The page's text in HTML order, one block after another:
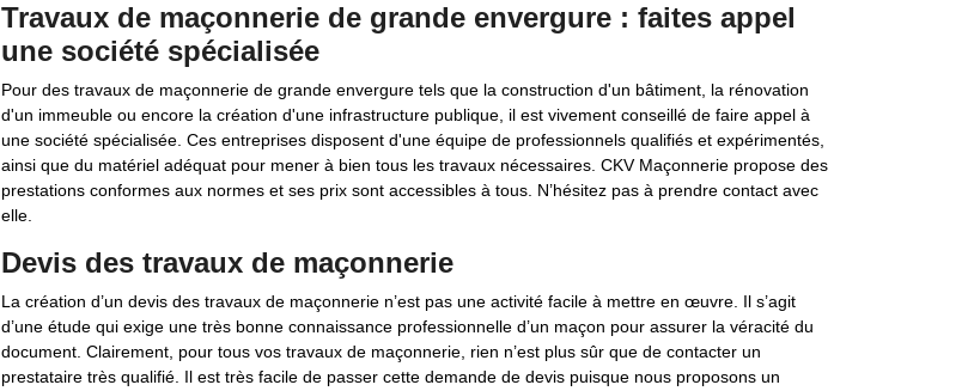
Travaux de maçonnerie de grande envergure : faites appel
une société spécialisée
Pour des travaux de maçonnerie de grande envergure tels que la construction d'un bâtiment, la rénovation
d'un immeuble ou encore la création d'une infrastructure publique, il est vivement conseillé de faire appel à
une société spécialisée. Ces entreprises disposent d'une équipe de professionnels qualifiés et expérimentés,
ainsi que du matériel adéquat pour mener à bien tous les travaux nécessaires. CKV Maçonnerie propose des
prestations conformes aux normes et ses prix sont accessibles à tous. N’hésitez pas à prendre contact avec
elle.
Devis des travaux de maçonnerie
La création d’un devis des travaux de maçonnerie n’est pas une activité facile à mettre en œuvre. Il s’agit
d’une étude qui exige une très bonne connaissance professionnelle d’un maçon pour assurer la véracité du
document. Clairement, pour tous vos travaux de maçonnerie, rien n’est plus sûr que de contacter un
prestataire très qualifié. Il est très facile de passer cette demande de devis puisque nous proposons un